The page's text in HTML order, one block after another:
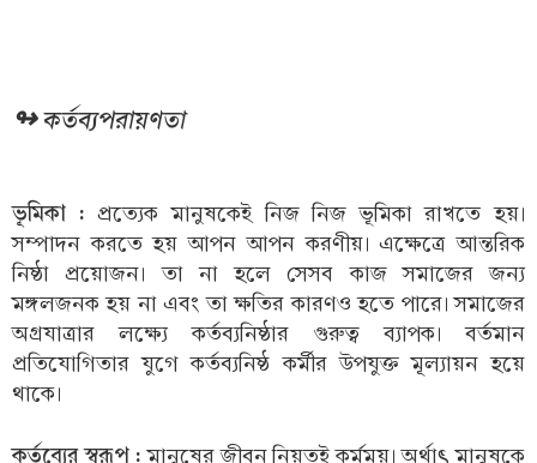
↬ কর্তব্যপরায়ণতা
ভূমিকা : প্রত্যেক মানুষকেই নিজ নিজ ভূমিকা রাখতে হয়।
সম্পাদন করতে হয় আপন আপন করণীয়। এক্ষেত্রে আন্তরিক
নিষ্ঠা প্রয়োজন। তা না হলে সেসব কাজ সমাজের জন্য
মঙ্গলজনক হয় না এবং তা ক্ষতির কারণও হতে পারে। সমাজের
অগ্রযাত্রার লক্ষ্যে কর্তব্যনিষ্ঠার গুরুত্ব ব্যাপক। বর্তমান
প্রতিযোগিতার যুগে কর্তব্যনিষ্ঠ কর্মীর উপযুক্ত মূল্যায়ন হয়ে
থাকে।
কর্তব্যের স্বরূপ : মানুষের জীবন নিয়তই কর্মময়। অর্থাৎ মানুষকে